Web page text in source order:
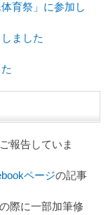
育祭」に参加し
ました
報告していま
ページの記事
際に一部加筆修